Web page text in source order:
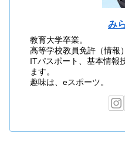
み
教育大学卒業。
高等学校教員免許（情報
ITパスポート、基本情報
ます。
趣味は、eスポーツ。